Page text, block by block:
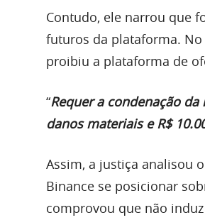
Contudo, ele narrou que
futuros da plataforma.
proibiu a plataforma de
“Requer a condenação
danos materiais e R$
Assim, a justiça analisou
Binance se posicionar
comprovou que não